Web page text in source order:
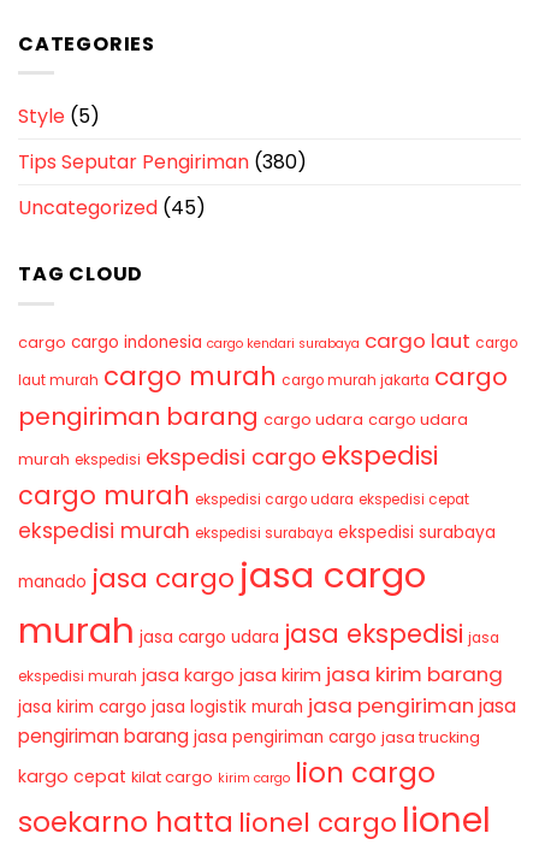
CATEGORIES
Style (5)
Tips Seputar Pengiriman (380)
Uncategorized (45)
TAG CLOUD
cargo cargo indonesia cargo kendari surabaya cargo laut cargo
laut murah cargo murah cargo murah jakarta cargo
pengiriman barang cargo udara cargo udara
murah ekspedisi ekspedisi cargo ekspedisi
cargo murah ekspedisi cargo udara ekspedisi cepat
ekspedisi murah ekspedisi surabaya ekspedisi surabaya
manado jasa cargo jasa cargo
murah jasa cargo udara jasa ekspedisi jasa
ekspedisi murah jasa kargo jasa kirim jasa kirim barang
jasa kirim cargo jasa logistik murah jasa pengiriman jasa
pengiriman barang jasa pengiriman cargo jasa trucking
kargo cepat kilat cargo kirim cargo lion cargo
soekarno hatta lionel cargo lionel